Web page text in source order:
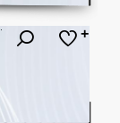
colorful flowers.